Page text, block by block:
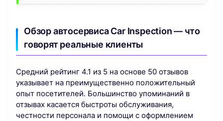
Обзор автосервиса Car Inspection — что
говорят реальные клиенты
Средний рейтинг 4.1 из 5 на основе 50 отзывов
указывает на преимущественно положительный
опыт посетителей. Большинство упоминаний в
отзывах касается быстроты обслуживания,
честности персонала и помощи с оформлением